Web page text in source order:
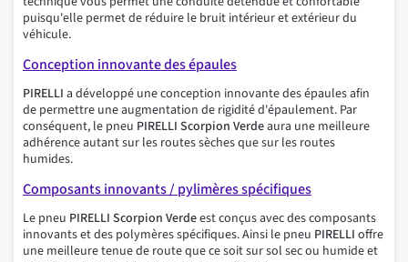
puisqu'elle permet de réduire le bruit intérieur et extérieur du
véhicule.
Conception innovante des épaules
PIRELLI a développé une conception innovante des épaules afin
de permettre une augmentation de rigidité d'épaulement. Par
conséquent, le pneu PIRELLI Scorpion Verdeaura une meilleure
adhérence autant sur les routes sèches que sur les routes
humides.
Composants innovants / pylimères spécifiques
Le pneu PIRELLI Scorpion Verdeest conçus avec des composants
innovants et des polymères spécifiques. Ainsi le pneu PIRELLI offre
une meilleure tenue de route que ce soit sur sol sec ou humide et